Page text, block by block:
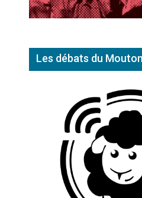
Les débats du